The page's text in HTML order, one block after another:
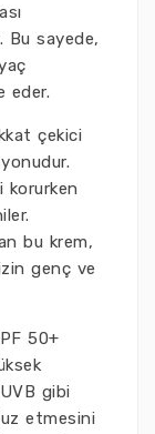
Bu sayede,
eder.
çekici
korurken
bu krem,
genç ve
50+
gibi
etmesini